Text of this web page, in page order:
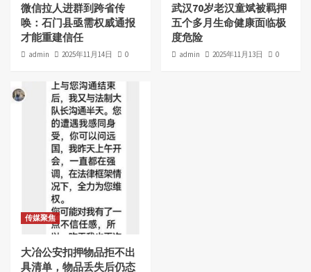
微信拉人进群到跨省传
唤：石门县亟需权威通报
才能重建信任
admin 2025年11月14日 0
武汉70岁老汉童斌被羁押
五个多月生命健康面临极
度危险
admin 2025年11月13日 0
传媒聚焦
大冶公安扣押物品拒不出
具清单，物品丢失后仍态